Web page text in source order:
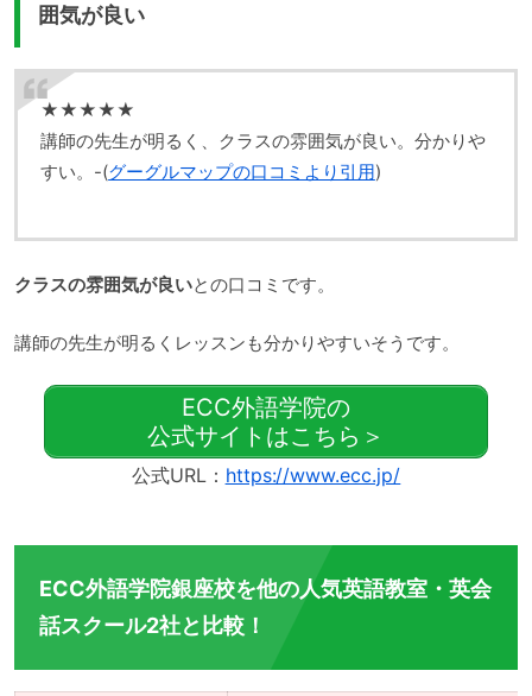
囲気が良い
★★★★★
講師の先生が明るく、クラスの雰囲気が良い。分かりや
すい。-(グーグルマップの口コミより引用)
クラスの雰囲気が良いとの口コミです。
講師の先生が明るくレッスンも分かりやすいそうです。
ECC外語学院の
公式サイトはこちら＞
公式URL： https://www.ecc.jp/
ECC外語学院銀座校を他の人気英語教室・英会
話スクール2社と比較！